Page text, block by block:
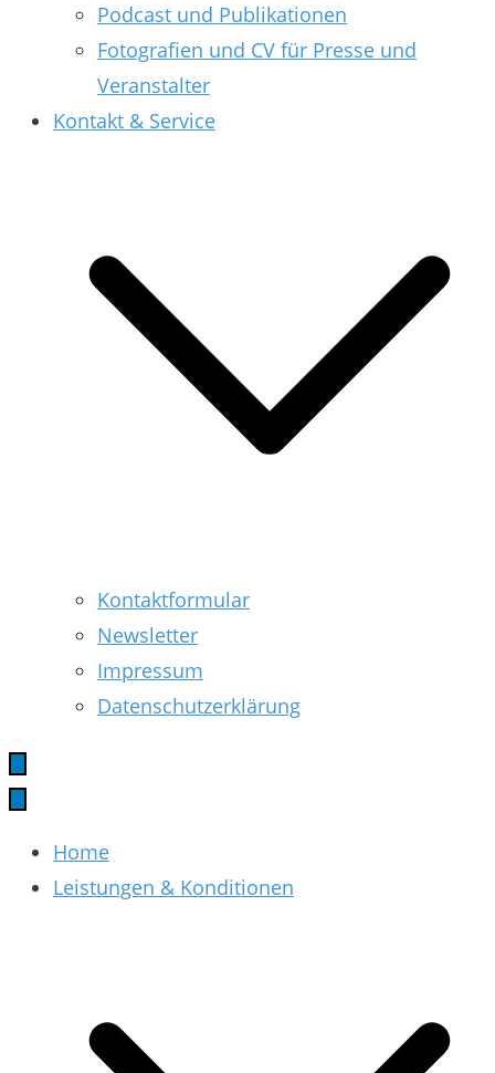
Podcast und Publikationen
Fotografien und CV für Presse und
Veranstalter
Kontakt & Service
Kontaktformular
Newsletter
Impressum
Datenschutzerklärung
Home
Leistungen & Konditionen